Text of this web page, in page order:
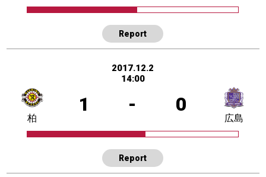
Report
2017.12.2
14:00
1 - 0
柏 広島
Report